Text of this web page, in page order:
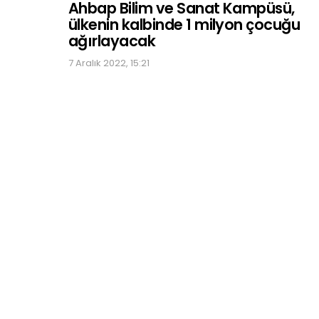
Ahbap Bilim ve Sanat Kampüsü,
ülkenin kalbinde 1 milyon çocuğu
ağırlayacak
7 Aralık 2022, 15:21